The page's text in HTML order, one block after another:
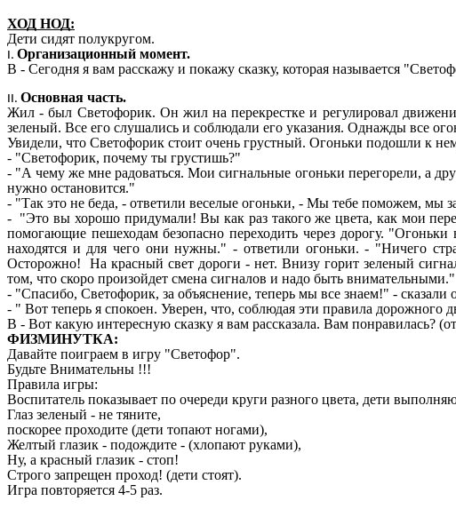
ХОД НОД:
Дети сидят полукругом.
Организационный момент.
В - Сегодня я вам расскажу и покажу сказку, которая называется
Основная часть.
Жил - был Светофорик. Он жил на перекрестке и регулировал
зеленый. Все его слушались и соблюдали его указания. Однажды все
Увидели, что Светофорик стоит очень грустный. Огоньки подошли к
- "Светофорик, почему ты грустишь?"
- "А чему же мне радоваться. Мои сигнальные огоньки перегорели, а
нужно остановится."
- "Так это не беда, - ответили веселые огоньки, - Мы тебе поможем, мы
- "Это вы хорошо придумали! Вы как раз такого же цвета, как мои
помогающие пешеходам безопасно переходить через дорогу.
находятся и для чего они нужны." - ответили огоньки. - "Ничего
Осторожно! На красный свет дороги - нет. Внизу горит зеленый
том, что скоро произойдет смена сигналов и надо быть внимательными."
- "Спасибо, Светофорик, за объяснение, теперь мы все знаем!" - сказали
- " Вот теперь я спокоен. Уверен, что, соблюдая эти правила
В - Вот какую интересную сказку я вам рассказала. Вам понравилась?
ФИЗМИНУТКА:
Давайте поиграем в игру "Светофор".
Будьте Внимательны !!!
Правила игры:
Воспитатель показывает по очереди круги разного цвета, дети
Глаз зеленый - не тяните,
поскорее проходите (дети топают ногами),
Желтый глазик - подождите - (хлопают руками),
Ну, а красный глазик - стоп!
Строго запрещен проход! (дети стоят).
Игра повторяется 4-5 раз.